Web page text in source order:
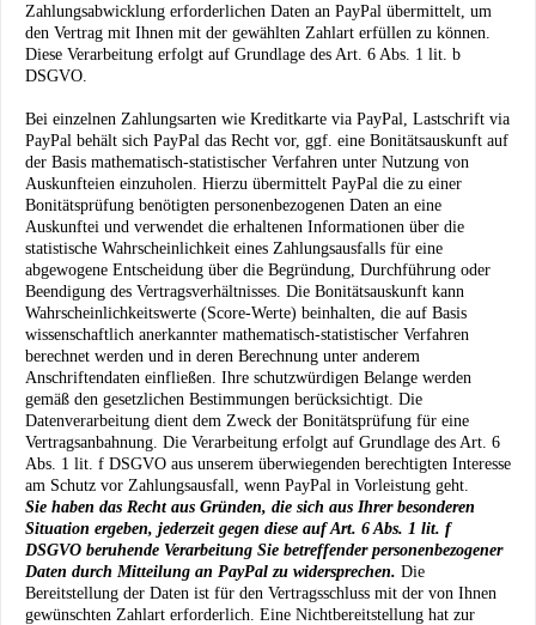
Zahlungsabwicklung erforderlichen Daten an PayPal übermittelt, um
den Vertrag mit Ihnen mit der gewählten Zahlart erfüllen zu können.
Diese Verarbeitung erfolgt auf Grundlage des Art. 6 Abs. 1 lit. b
DSGVO.
Bei einzelnen Zahlungsarten wie Kreditkarte via PayPal, Lastschrift via
PayPal behält sich PayPal das Recht vor, ggf. eine Bonitätsauskunft auf
der Basis mathematisch-statistischer Verfahren unter Nutzung von
Auskunfteien einzuholen. Hierzu übermittelt PayPal die zu einer
Bonitätsprüfung benötigten personenbezogenen Daten an eine
Auskunftei und verwendet die erhaltenen Informationen über die
statistische Wahrscheinlichkeit eines Zahlungsausfalls für eine
abgewogene Entscheidung über die Begründung, Durchführung oder
Beendigung des Vertragsverhältnisses. Die Bonitätsauskunft kann
Wahrscheinlichkeitswerte (Score-Werte) beinhalten, die auf Basis
wissenschaftlich anerkannter mathematisch-statistischer Verfahren
berechnet werden und in deren Berechnung unter anderem
Anschriftendaten einfließen. Ihre schutzwürdigen Belange werden
gemäß den gesetzlichen Bestimmungen berücksichtigt. Die
Datenverarbeitung dient dem Zweck der Bonitätsprüfung für eine
Vertragsanbahnung. Die Verarbeitung erfolgt auf Grundlage des Art. 6
Abs. 1 lit. f DSGVO aus unserem überwiegenden berechtigten Interesse
am Schutz vor Zahlungsausfall, wenn PayPal in Vorleistung geht.
Sie haben das Recht aus Gründen, die sich aus Ihrer besonderen
Situation ergeben, jederzeit gegen diese auf Art. 6 Abs. 1 lit. f
DSGVO beruhende Verarbeitung Sie betreffender personenbezogener
Daten durch Mitteilung an PayPal zu widersprechen. Die
Bereitstellung der Daten ist für den Vertragsschluss mit der von Ihnen
gewünschten Zahlart erforderlich. Eine Nichtbereitstellung hat zur